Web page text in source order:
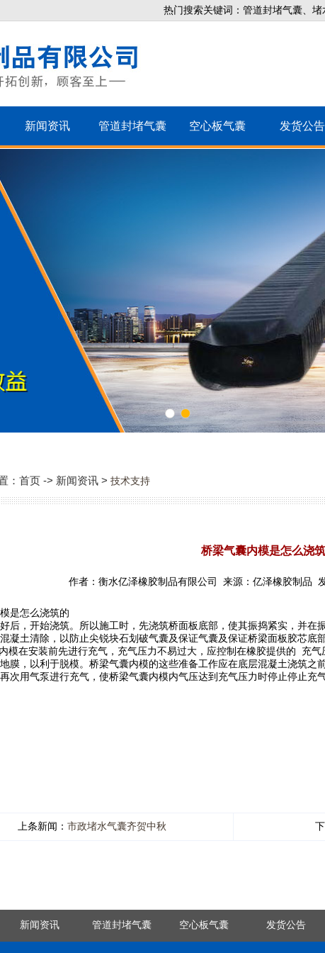
热门搜索关键词：管道封堵气囊、
新闻资讯 管道封堵气囊 空心板气囊 发货公告
1
：首页 -> 新闻资讯 > 技术支持
桥梁气囊内模是怎么浇
作者：衡水亿泽橡胶制品有限公司 来源：亿泽橡胶制品
是怎么浇筑的
后，开始浇筑。所以施工时，先浇筑桥面板底部，使其振捣紧实，并在
凝土清除，以防止尖锐块石划破气囊及保证气囊及保证桥梁面板胶芯底部
模在安装前先进行充气，充气压力不易过大，应控制在橡胶提供的 充
膜，以利于脱模。桥梁气囊内模的这些准备工作应在底层混凝土浇筑
次用气泵进行充气，使桥梁气囊内模内气压达到充气压力时停止停止充
上条新闻： 市政堵水气囊齐贺中秋
新闻资讯 管道封堵气囊 空心板气囊 发货公告